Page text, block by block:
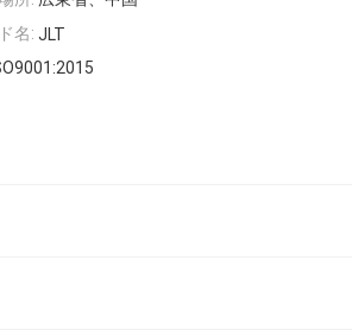
名: JLT